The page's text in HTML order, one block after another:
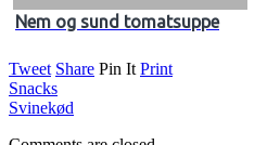
Nem og sund tomatsuppe
Tweet Share Pin It Print
Snacks
Svinekød